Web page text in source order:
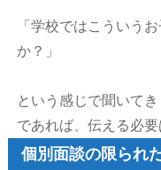
「学校ではこういう
か？」
という感じで聞いて
であれば、伝える必要
個別面談の限られ